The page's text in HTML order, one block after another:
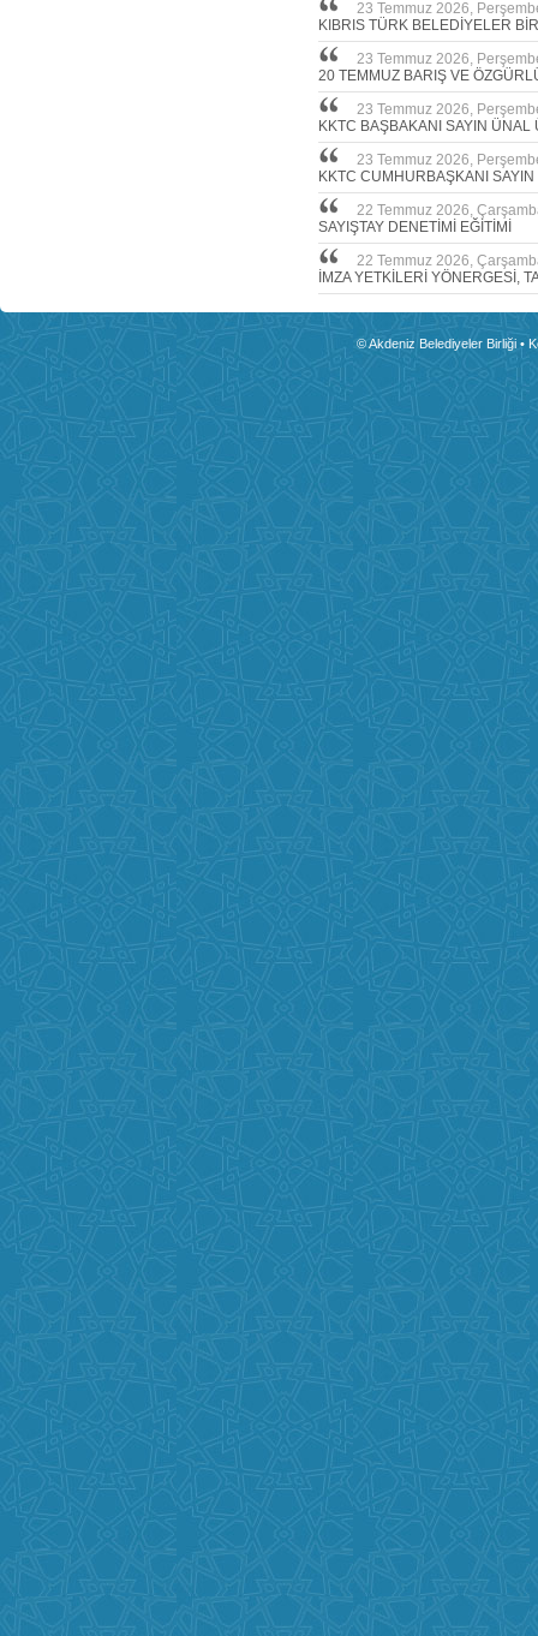
23 Temmuz 2026,
KIBRIS TÜRK BELEDİYELER
23 Temmuz 2026,
20 TEMMUZ BARIŞ VE
23 Temmuz 2026,
KKTC BAŞBAKANI SAYIN ÜNAL
23 Temmuz 2026,
KKTC CUMHURBAŞKANI
22 Temmuz 2026,
SAYIŞTAY DENETİMİ EĞİTİMİ
22 Temmuz 2026,
İMZA YETKİLERİ YÖNERGESİ,
© Akdeniz Belediyeler Birliği •